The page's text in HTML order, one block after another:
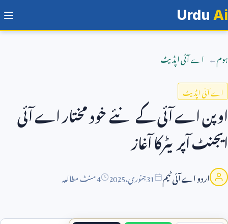
Urdu Ai
ہوم اے آئی اپڈیٹ
اے آئی اپڈیٹ
اوپن اے آئی کے نئے خود مختار اے آئی
ایجنٹ آپریٹرکا آغاز
اردو اے آئی ٹیم 31جنوری،2025 4 منٹ مطالعہ